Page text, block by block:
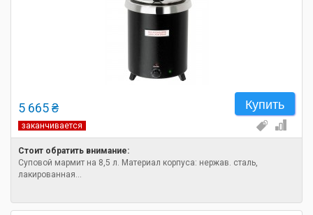
5 665 ₴ Купить
заканчивается
Стоит обратить внимание:
Суповой мармит на 8,5 л. Материал корпуса: нержав. сталь,
лакированная...